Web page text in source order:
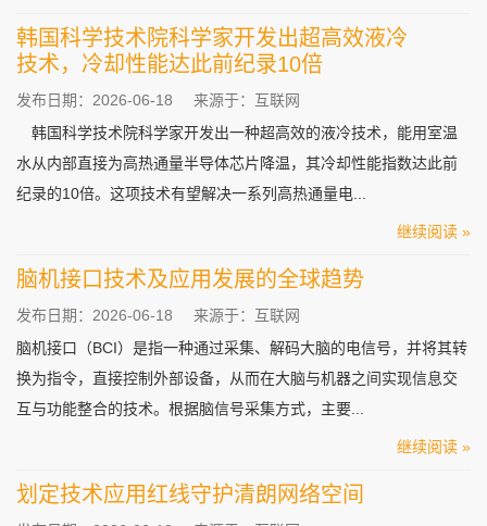
韩国科学技术院科学家开发出超高效液冷
技术，冷却性能达此前纪录10倍
发布日期：2026-06-18
来源于：互联网
韩国科学技术院科学家开发出一种超高效的液冷技术，能用室温
水从内部直接为高热通量半导体芯片降温，其冷却性能指数达此前
纪录的10倍。这项技术有望解决一系列高热通量电...
继续阅读 »
脑机接口技术及应用发展的全球趋势
发布日期：2026-06-18
来源于：互联网
脑机接口（BCI）是指一种通过采集、解码大脑的电信号，并将其转
换为指令，直接控制外部设备，从而在大脑与机器之间实现信息交
互与功能整合的技术。根据脑信号采集方式，主要...
继续阅读 »
划定技术应用红线守护清朗网络空间